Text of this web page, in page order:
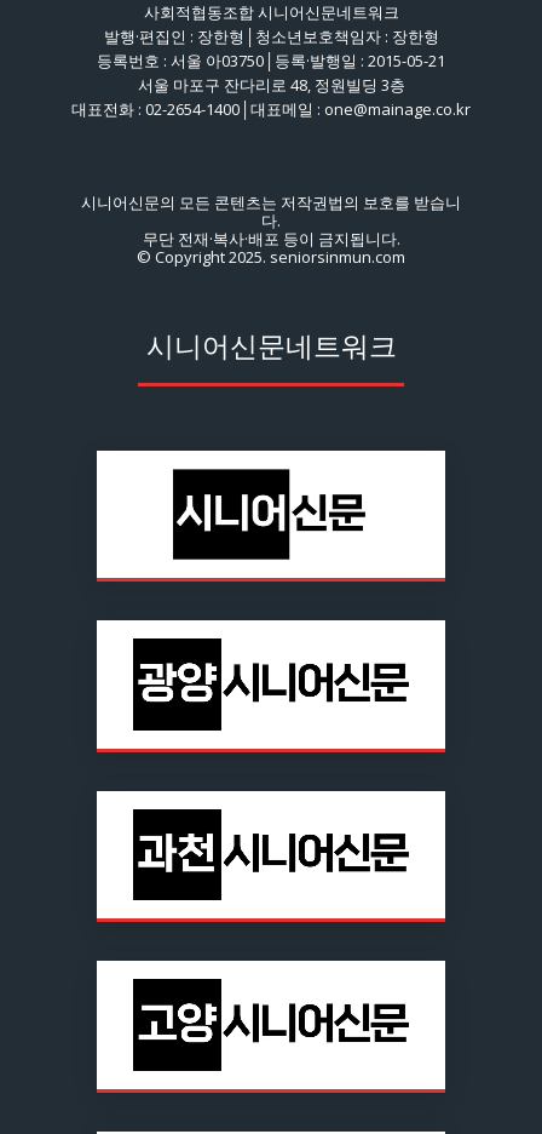
사회적협동조합 시니어신문네트워크
발행·편집인 : 장한형│청소년보호책임자 : 장한형
등록번호 : 서울 아03750│등록·발행일 : 2015-05-21
서울 마포구 잔다리로 48, 정원빌딩 3층
대표전화 : 02-2654-1400│대표메일 : one@mainage.co.kr
시니어신문의 모든 콘텐츠는 저작권법의 보호를 받습니
다.
무단 전재·복사·배포 등이 금지됩니다.
© Copyright 2025. seniorsinmun.com
시니어신문네트워크